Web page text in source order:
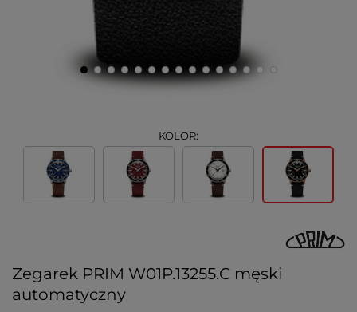
KOLOR:
Zegarek PRIM W01P.13255.C męski
automatyczny